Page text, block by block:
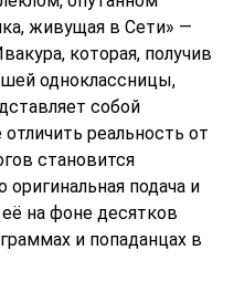
живущая в Сети» —
которая, получив
одноклассницы,
собой
реальность от
становится
подача и
на фоне десятков
и попаданцах в